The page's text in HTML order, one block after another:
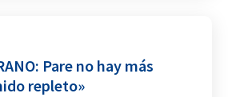
Pare no hay más
repleto»